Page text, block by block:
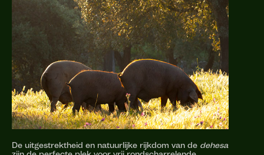
De uitgestrektheid en natuurlijke rijkdom van de dehesa